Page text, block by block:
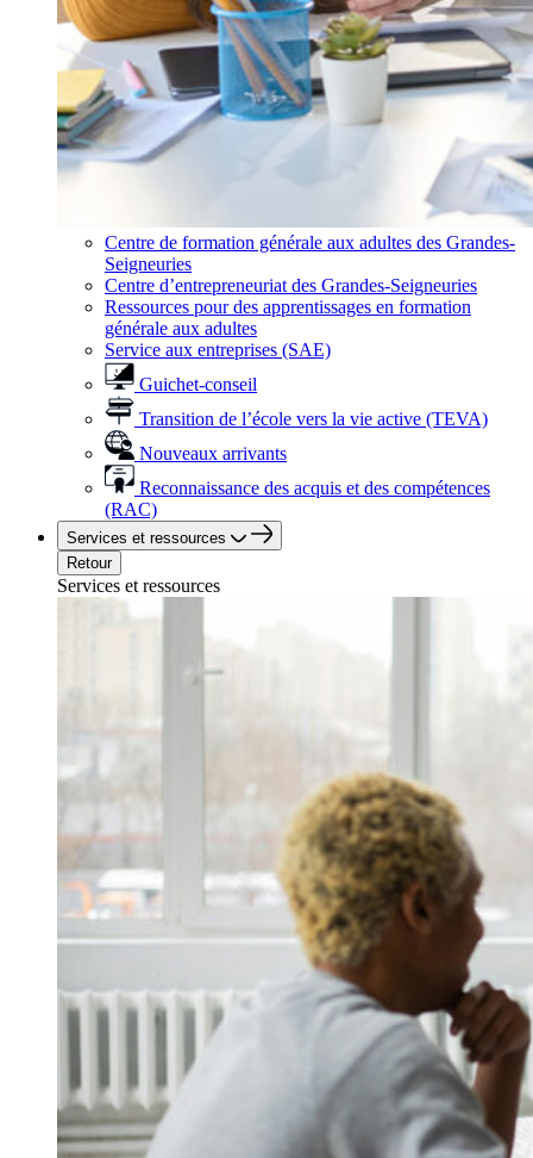
Centre de formation générale aux adultes des Grandes-
Seigneuries
Centre d’entrepreneuriat des Grandes-Seigneuries
Ressources pour des apprentissages en formation
générale aux adultes
Service aux entreprises (SAE)
Guichet-conseil
Transition de l’école vers la vie active (TEVA)
Nouveaux arrivants
Reconnaissance des acquis et des compétences
(RAC)
Services et ressources
Retour
Services et ressources